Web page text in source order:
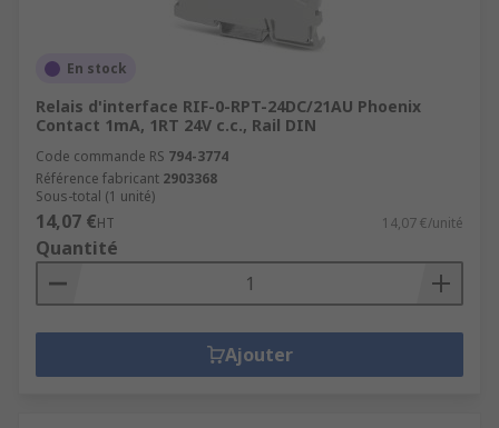
En stock
Relais d'interface RIF-0-RPT-24DC/21AU Phoenix
Contact 1mA, 1RT 24V c.c., Rail DIN
Code commande RS 794-3774
Référence fabricant 2903368
Sous-total (1 unité)
14,07 €HT 14,07 €/unité
Quantité
Ajouter